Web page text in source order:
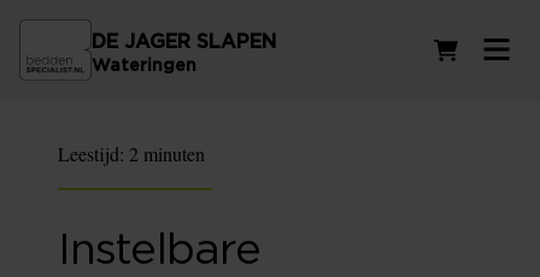
DE JAGER SLAPEN
Wateringen
Leestijd: 2 minuten
Instelbare